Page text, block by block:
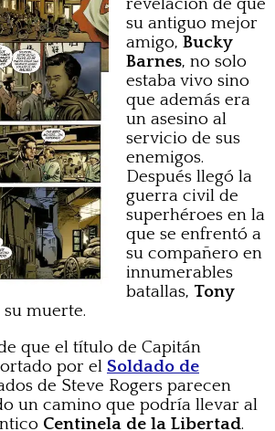
su antiguo mejor
amigo, Bucky
Barnes, no solo
estaba vivo sino
que además era
un asesino al
servicio de sus
enemigos.
Después llegó la
guerra civil de
superhéroes en la
que se enfrentó a
su compañero en
innumerables
batallas, Tony
muerte.
que el título de Capitán
por el Soldado de
de Steve Rogers parecen
un camino que podría llevar al
Centinela de la Libertad.